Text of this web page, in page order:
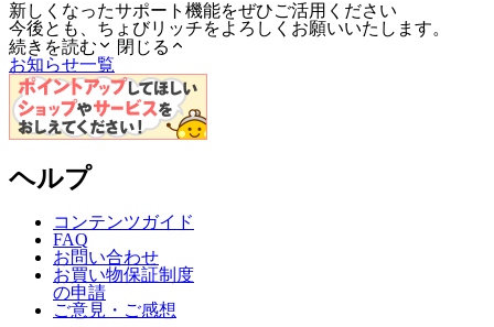
新しくなったサポート機能をぜひご活用ください
今後とも、ちょびリッチをよろしくお願いいたします。
続きを読む
閉じる
お知らせ一覧
ヘルプ
コンテンツガイド
FAQ
お問い合わせ
お買い物保証制度
の申請
ご意見・ご感想